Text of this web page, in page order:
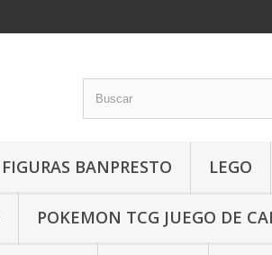
FIGURAS BANPRESTO LEGO
POKEMON TCG JUEGO DE